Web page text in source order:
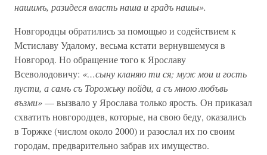
нашимъ, разидеся власть наша и градъ нашы».
Новгородцы обратились за помощью и содействием к
Мстиславу Удалому, весьма кстати вернувшемуся в
Новгород. Но обращение того к Ярославу
Всеволодовичу: «…сыну кланяю ти ся; муж мои и гость
пусти, а самъ съ Торожьку пойди, а съ мною любъвь
възми»— вызвало у Ярослава только ярость. Он приказал
схватить новгородцев, которые, на свою беду, оказались
в Торжке (числом около 2000) и разослал их по своим
городам, предварительно забрав их имущество.